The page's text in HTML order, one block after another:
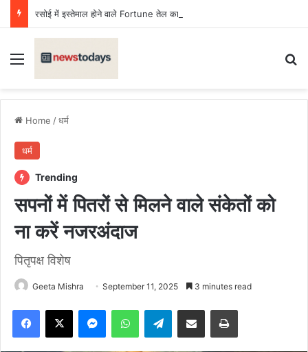
रसोई में इस्तेमाल होने वाले Fortune तेल का सैंपल जांच में फेल, लगा जुर्माना
Menu
Home /धर्म
धर्म
Trending
सपनों में पितरों से मिलने वाले संकेतों को
ना करें नजरअंदाज
पितृपक्ष विशेष
Geeta Mishra September 11, 2025 3 minutes read
Facebook
X MessengerWhatsAppTelegramShare via Email Print